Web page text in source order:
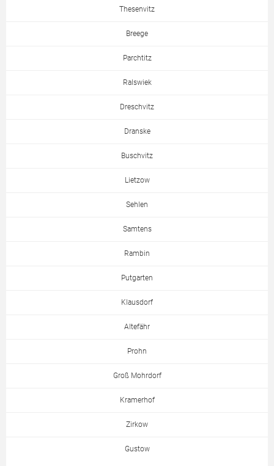
Thesenvitz
Breege
Parchtitz
Ralswiek
Dreschvitz
Dranske
Buschvitz
Lietzow
Sehlen
Samtens
Rambin
Putgarten
Klausdorf
Altefähr
Prohn
Groß Mohrdorf
Kramerhof
Zirkow
Gustow